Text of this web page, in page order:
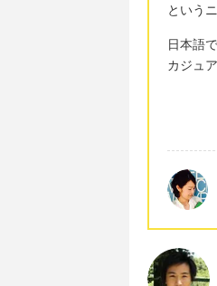
という
日本語
カジュ